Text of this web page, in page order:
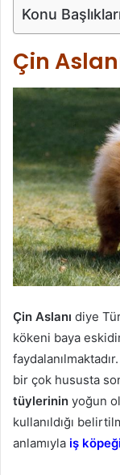
Konu
Çin
Çin Aslanı diye
kökeni baya
bir çok hususta
tüylerinin yoğun
kullanıldığı
anlamıyla iş